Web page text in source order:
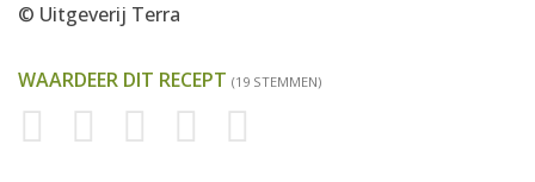
© Uitgeverij Terra
WAARDEER DIT RECEPT (19 STEMMEN)